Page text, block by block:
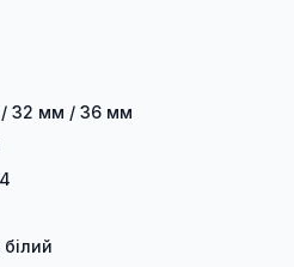
32 мм / 36 мм
білий